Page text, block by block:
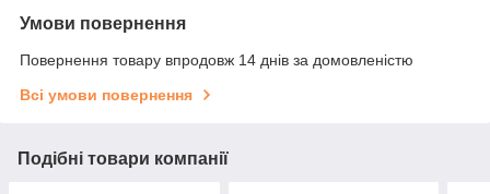
Умови повернення
Повернення товару впродовж 14 днів за домовленістю
Всі умови повернення
Подібні товари компанії